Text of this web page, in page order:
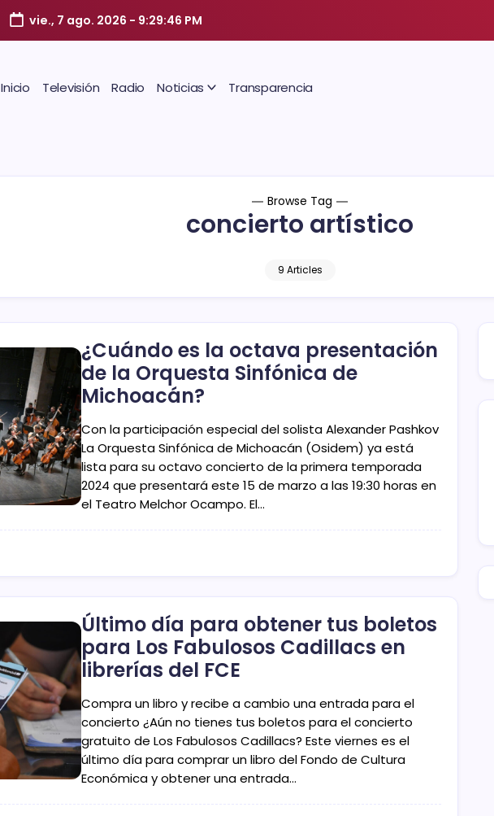
vie., 7 ago. 2026 - 9:29:47 PM
Inicio Televisión Radio Noticias Transparencia
Browse Tag
concierto artístico
9 Articles
¿Cuándo es la octava presentación
de la Orquesta Sinfónica de
Michoacán?
Con la participación especial del solista Alexander Pashkov
La Orquesta Sinfónica de Michoacán (Osidem) ya está
lista para su octavo concierto de la primera temporada
2024 que presentará este 15 de marzo a las 19:30 horas en
el Teatro Melchor Ocampo. El…
Último día para obtener tus boletos
para Los Fabulosos Cadillacs en
librerías del FCE
Compra un libro y recibe a cambio una entrada para el
concierto ¿Aún no tienes tus boletos para el concierto
gratuito de Los Fabulosos Cadillacs? Este viernes es el
último día para comprar un libro del Fondo de Cultura
Económica y obtener una entrada…